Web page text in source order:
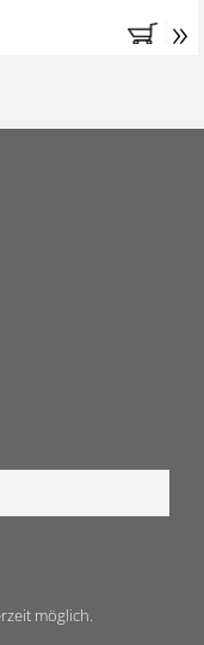
»
möglich.